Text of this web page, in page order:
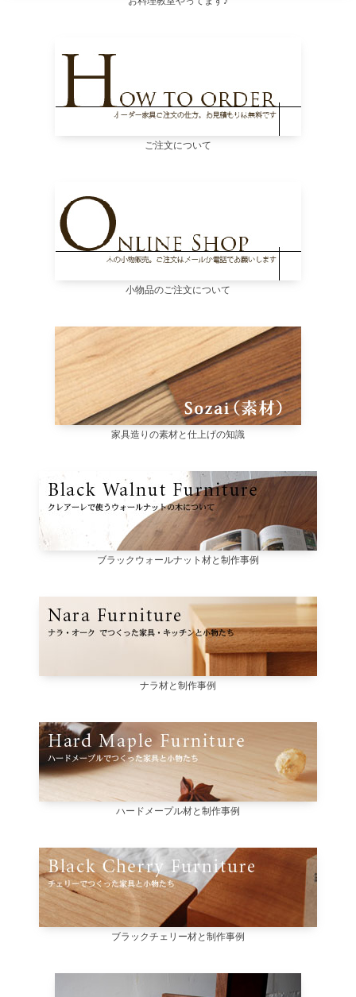
ご注文について
小物品のご注文について
家具造りの素材と仕上げの知識
ブラックウォールナット材と制作事例
ナラ材と制作事例
ハードメープル材と制作事例
ブラックチェリー材と制作事例